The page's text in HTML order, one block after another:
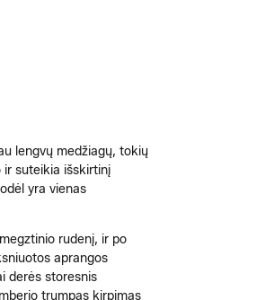
lengvų medžiagų, tokių
ir suteikia išskirtinį
yra vienas
rudenį, ir po
aprangos
derės storesnis
trumpas kirpimas